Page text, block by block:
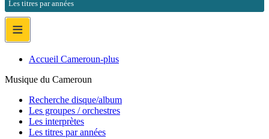
Les titres par années
≡
Accueil Cameroun-plus
Musique du Cameroun
Recherche disque/album
Les groupes / orchestres
Les interprètes
Les titres par années